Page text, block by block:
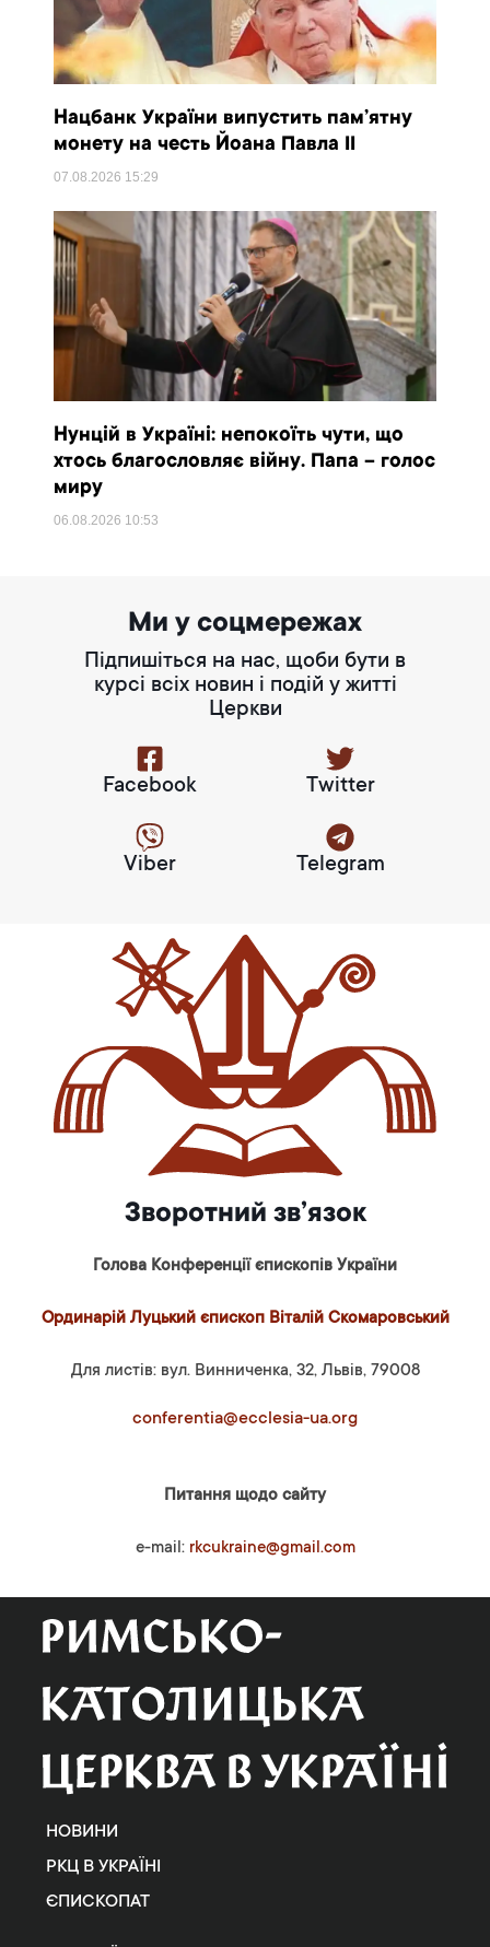
Нацбанк України випустить пам’ятну
монету на честь Йоана Павла II
07.08.2026 15:29
Нунцій в Україні: непокоїть чути, що
хтось благословляє війну. Папа – голос
миру
06.08.2026 10:53
Ми у соцмережах
Підпишіться на нас, щоби бути в
курсі всіх новин і подій у житті
Церкви
Facebook Twitter
Viber Telegram
Зворотний зв’язок
Голова Конференції єпископів України
Ординарій Луцький єпископ Віталій Скомаровський
Для листів: вул. Винниченка, 32, Львів, 79008
conferentia@ecclesia-ua.org
Питання щодо сайту
e-mail: rkcukraine@gmail.com
НОВИНИ
РКЦ В УКРАЇНІ
ЄПИСКОПАТ